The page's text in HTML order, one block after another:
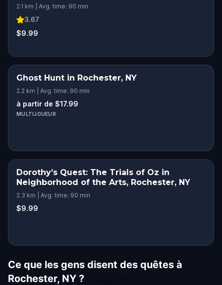
2.1 km | Avg. time: 90 min
3.67
$9.99
Ghost Hunt in Rochester, NY
2.2 km | Avg. time: 90 min
à partir de $17.99
MULTIJOUEUR
Dorothy’s Quest: The Trials of Oz in
Neighborhood of the Arts, Rochester, NY
2.3 km | Avg. time: 90 min
$9.99
Ce que les gens disent des quêtes à
Rochester, NY ?